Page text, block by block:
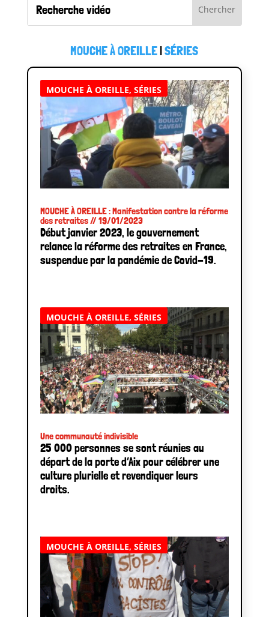
MOUCHE À OREILLE |SÉRIES
MOUCHE À OREILLE : Manifestation contre la réforme
des retraites // 19/01/2023
MOUCHE À OREILLE, SÉRIES
Début janvier 2023, le gouvernement
relance la réforme des retraites en France,
suspendue par la pandémie de Covid-19.
Une communauté indivisible
MOUCHE À OREILLE, SÉRIES
25 000 personnes se sont réunies au
départ de la porte d’Aix pour célébrer une
culture plurielle et revendiquer leurs
droits.
MOUCHE À OREILLE, SÉRIES